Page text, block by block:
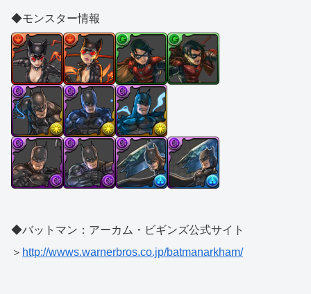
◆モンスター情報
◆バットマン：アーカム・ビギンズ公式サイト
＞ http://wwws.warnerbros.co.jp/batmanarkham/